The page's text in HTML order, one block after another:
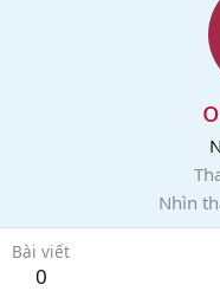
Nhìn
Bài viết
0